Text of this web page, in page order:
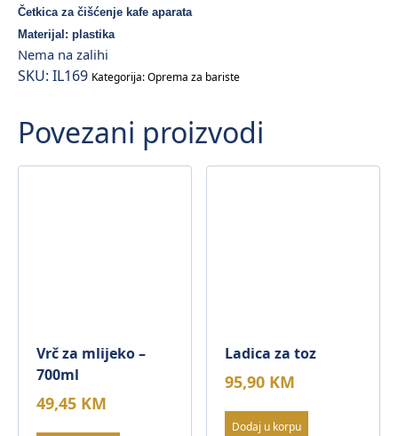
Četkica za čišćenje kafe aparata
Materijal: plastika
Nema na zalihi
SKU: IL169 Kategorija:Oprema za bariste
Povezani proizvodi
Vrč za mlijeko –
700ml
49,45 KM
Ladica za toz
95,90 KM
Dodaj u korpu